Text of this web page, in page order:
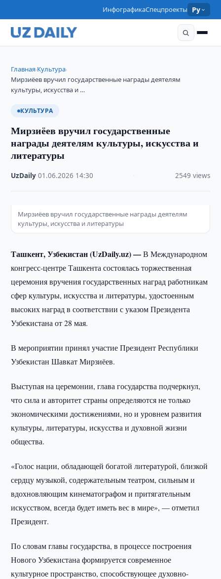
ИнфографикаСпецпроекты Ру
Главная›Культура›
Мирзиёев вручил государственные награды деятелям
культуры, искусства и …
КУЛЬТУРА
Мирзиёев вручил государственные
награды деятелям культуры, искусства и
литературы
UzDaily ·01.06.2026 14:30 2549 views
Мирзиёев вручил государственные награды деятелям
культуры, искусства и литературы
Ташкент, Узбекистан (UzDaily.uz) —В Международном
конгресс-центре Ташкента состоялась торжественная
церемония вручения государственных наград работникам
сфер культуры, искусства и литературы, удостоенным
высоких наград в соответствии с указом Президента
Узбекистана от 28 мая.
В мероприятии принял участие Президент Республики
Узбекистан Шавкат Мирзиёев.
Выступая на церемонии, глава государства подчеркнул,
что сила и авторитет страны определяются не только
экономическими достижениями, но и уровнем развития
культуры, литературы, искусства и духовной жизни
общества.
«Голос нации, обладающей богатой литературой, близкой
сердцу музыкой, содержательным театром, сильным и
вдохновляющим кинематографом и притягательным
искусством, всегда будет иметь вес в мире», — отметил
Президент.
По словам главы государства, в процессе построения
Нового Узбекистана формируется современное
культурное пространство, способствующее духовно-